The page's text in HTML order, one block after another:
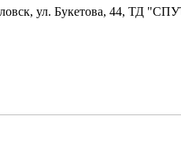
ул. Букетова, 44, ТД